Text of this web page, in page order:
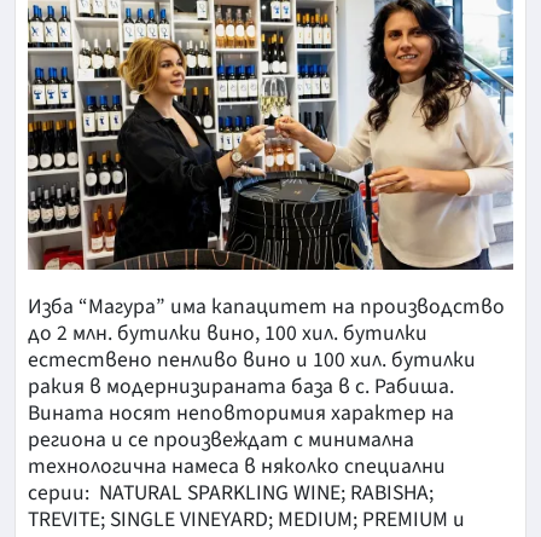
Изба “Магура” има капацитет на производство
до 2 млн. бутилки вино, 100 хил. бутилки
естествено пенливо вино и 100 хил. бутилки
ракия в модернизираната база в с. Рабиша.
Вината носят неповторимия характер на
региона и се произвеждат с минимална
технологична намеса в няколко специални
серии: NATURAL SPARKLING WINE; RABISHA;
TREVITE; SINGLE VINEYARD; MEDIUM; PREMIUM и